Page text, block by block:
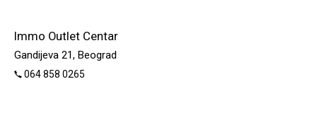
Immo Outlet Centar
Gandijeva 21, Beograd
064 858 0265